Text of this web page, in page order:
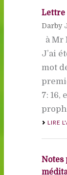
Lettre
Darby
à Mr
J’ai
mot
7: 16,
LIRE
Notes